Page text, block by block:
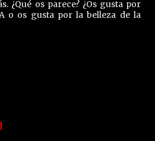
¿Qué os parece? ¿Os gusta por
o os gusta por la belleza de la